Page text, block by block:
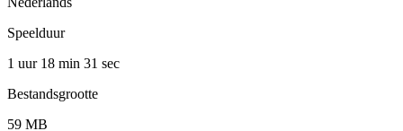
Speelduur
1 uur 18 min 31 sec
Bestandsgrootte
59 MB